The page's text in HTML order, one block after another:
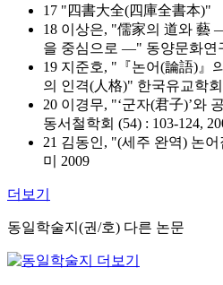
17 "四書大全(四庫全書本)"
18 이상은, "儒家의 道와 藝
을 중심으로 —" 동양문화연
19 지준호, "『논어(論語)』
의 인격(人格)" 한국유교학회
20 이경무, "‘군자(君子)’와
동서철학회 (54) : 103-124,
21 김동인, "(세주 완역) 논
미 2009
더보기
동일학술지(권/호) 다른 논문